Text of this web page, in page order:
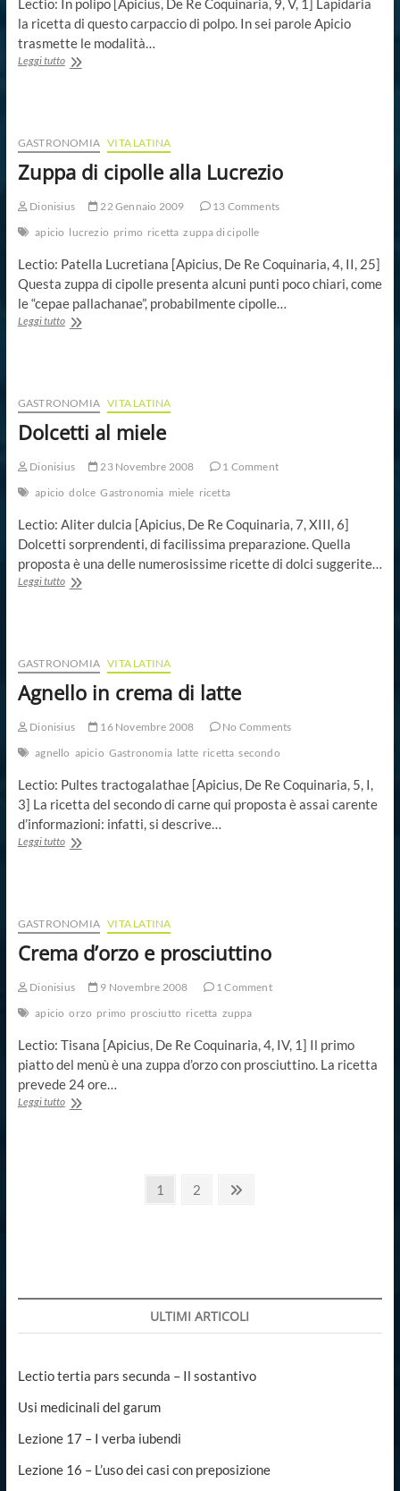
Lectio: In polipo [Apicius, De Re Coquinaria, 9, V, 1] Lapidaria
la ricetta di questo carpaccio di polpo. In sei parole Apicio
trasmette le modalità…
Leggi tuttoCarpaccio
GASTRONOMIA VITA LATINA
Zuppa di cipolle alla Lucrezio
Dionisius 22 Gennaio 2009
13 Comments
apicio lucrezio primo ricetta zuppa di cipolle
Lectio: Patella Lucretiana [Apicius, De Re Coquinaria, 4, II, 25]
Questa zuppa di cipolle presenta alcuni punti poco chiari, come
le “cepae pallachanae”, probabilmente cipolle…
Leggi tuttoZuppa
GASTRONOMIA VITA LATINA
Dolcetti al miele
Dionisius 23 Novembre 2008
1 Comment
apicio dolce Gastronomia miele ricetta
Lectio: Aliter dulcia [Apicius, De Re Coquinaria, 7, XIII, 6]
Dolcetti sorprendenti, di facilissima preparazione. Quella
proposta è una delle numerosissime ricette di dolci suggerite…
Leggi tuttoDolcetti
GASTRONOMIA VITA LATINA
Agnello in crema di latte
Dionisius 16 Novembre 2008
No Comments
agnello apicio Gastronomia latte ricetta secondo
Lectio: Pultes tractogalathae [Apicius, De Re Coquinaria, 5, I,
3] La ricetta del secondo di carne qui proposta è assai carente
d’informazioni: infatti, si descrive…
Leggi tuttoAgnello
GASTRONOMIA VITA LATINA
Crema d’orzo e prosciuttino
Dionisius 9 Novembre 2008
1 Comment
apicio orzo primo prosciutto ricetta zuppa
Lectio: Tisana [Apicius, De Re Coquinaria, 4, IV, 1] Il primo
piatto del menù è una zuppa d’orzo con prosciuttino. La ricetta
prevede 24 ore…
Leggi tuttoCrema
Page
1 Page
2
ULTIMI ARTICOLI
Lectio tertia pars secunda – Il sostantivo
Usi medicinali del garum
Lezione 17 – I verba iubendi
Lezione 16 – L’uso dei casi con preposizione